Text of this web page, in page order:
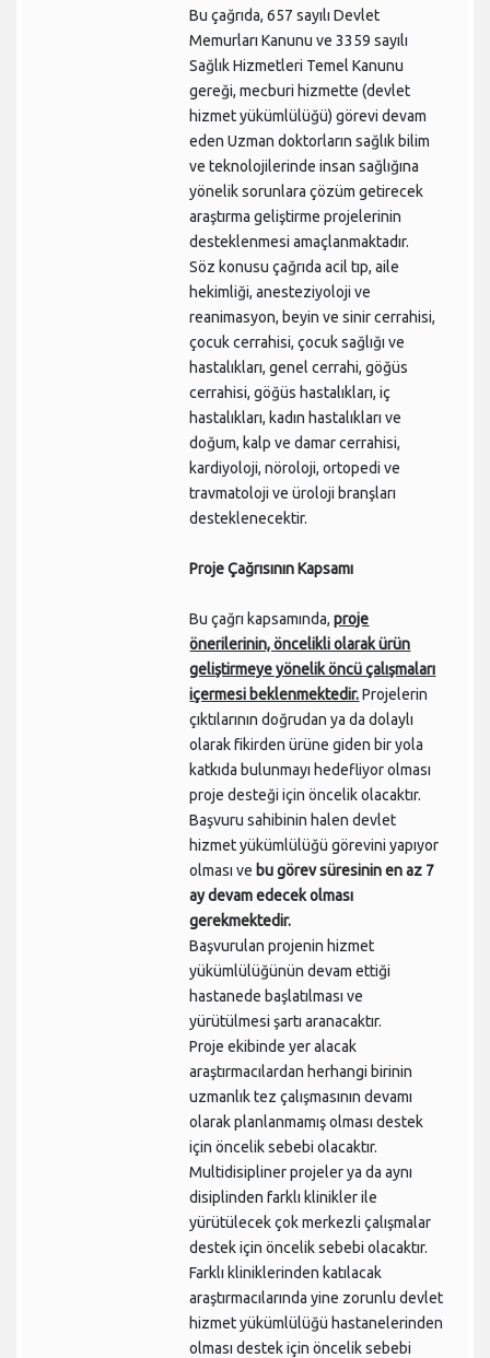
Bu çağrıda, 657 sayılı Devlet
Memurları Kanunu ve 3359 sayılı
Sağlık Hizmetleri Temel Kanunu
gereği, mecburi hizmette (devlet
hizmet yükümlülüğü) görevi devam
eden Uzman doktorların sağlık bilim
ve teknolojilerinde insan sağlığına
yönelik sorunlara çözüm getirecek
araştırma geliştirme projelerinin
desteklenmesi amaçlanmaktadır.
Söz konusu çağrıda acil tıp, aile
hekimliği, anesteziyoloji ve
reanimasyon, beyin ve sinir cerrahisi,
çocuk cerrahisi, çocuk sağlığı ve
hastalıkları, genel cerrahi, göğüs
cerrahisi, göğüs hastalıkları, iç
hastalıkları, kadın hastalıkları ve
doğum, kalp ve damar cerrahisi,
kardiyoloji, nöroloji, ortopedi ve
travmatoloji ve üroloji branşları
desteklenecektir.
Proje Çağrısının Kapsamı
Bu çağrı kapsamında,proje
önerilerinin, öncelikli olarak ürün
geliştirmeye yönelik öncü çalışmaları
içermesi beklenmektedir.Projelerin
çıktılarının doğrudan ya da dolaylı
olarak fikirden ürüne giden bir yola
katkıda bulunmayı hedefliyor olması
proje desteği için öncelik olacaktır.
Başvuru sahibinin halen devlet
hizmet yükümlülüğü görevini yapıyor
olması ve bu görev süresinin en az 7
ay devam edecek olması
gerekmektedir.
Başvurulan projenin hizmet
yükümlülüğünün devam ettiği
hastanede başlatılması ve
yürütülmesi şartı aranacaktır.
Proje ekibinde yer alacak
araştırmacılardan herhangi birinin
uzmanlık tez çalışmasının devamı
olarak planlanmamış olması destek
için öncelik sebebi olacaktır.
Multidisipliner projeler ya da aynı
disiplinden farklı klinikler ile
yürütülecek çok merkezli çalışmalar
destek için öncelik sebebi olacaktır.
Farklı kliniklerinden katılacak
araştırmacılarında yine zorunlu devlet
hizmet yükümlülüğü hastanelerinden
olması destek için öncelik sebebi